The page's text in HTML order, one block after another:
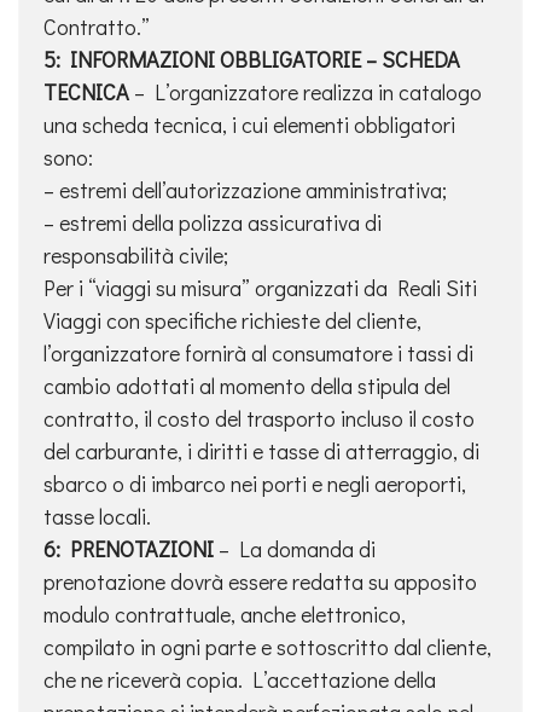
Contratto.”
5: INFORMAZIONI OBBLIGATORIE – SCHEDA
TECNICA – L’organizzatore realizza in catalogo
una scheda tecnica, i cui elementi obbligatori
sono:
– estremi dell’autorizzazione amministrativa;
– estremi della polizza assicurativa di
responsabilità civile;
Per i “viaggi su misura” organizzati da Reali Siti
Viaggi con specifiche richieste del cliente,
l’organizzatore fornirà al consumatore i tassi di
cambio adottati al momento della stipula del
contratto, il costo del trasporto incluso il costo
del carburante, i diritti e tasse di atterraggio, di
sbarco o di imbarco nei porti e negli aeroporti,
tasse locali.
6: PRENOTAZIONI – La domanda di
prenotazione dovrà essere redatta su apposito
modulo contrattuale, anche elettronico,
compilato in ogni parte e sottoscritto dal cliente,
che ne riceverà copia. L’accettazione della